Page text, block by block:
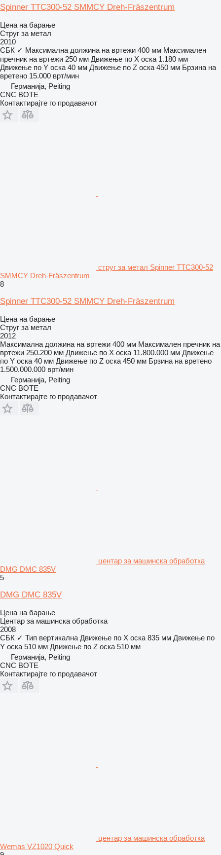
Spinner TTC300-52 SMMCY Dreh-Fräszentrum
Цена на барање
Струг за метал
2010
СБК ✓ Максимална должина на вртежи 400 мм Максимален
пречник на вртежи 250 мм Движење по Х оска 1.180 мм
Движење по Y оска 40 мм Движење по Z оска 450 мм Брзина на
вретено 15.000 врт/мин
Германија, Peiting
CNC BOTE
Контактирајте го продавачот
струг за метал Spinner TTC300-52
SMMCY Dreh-Fräszentrum
8
Spinner TTC300-52 SMMCY Dreh-Fräszentrum
Цена на барање
Струг за метал
2012
Максимална должина на вртежи 400 мм Максимален пречник на
вртежи 250.200 мм Движење по Х оска 11.800.000 мм Движење
по Y оска 40 мм Движење по Z оска 450 мм Брзина на вретено
1.500.000.000 врт/мин
Германија, Peiting
CNC BOTE
Контактирајте го продавачот
центар за машинска обработка
DMG DMC 835V
5
DMG DMC 835V
Цена на барање
Центар за машинска обработка
2008
СБК ✓ Тип вертикална Движење по Х оска 835 мм Движење по
Y оска 510 мм Движење по Z оска 510 мм
Германија, Peiting
CNC BOTE
Контактирајте го продавачот
центар за машинска обработка
Wemas VZ1020 Quick